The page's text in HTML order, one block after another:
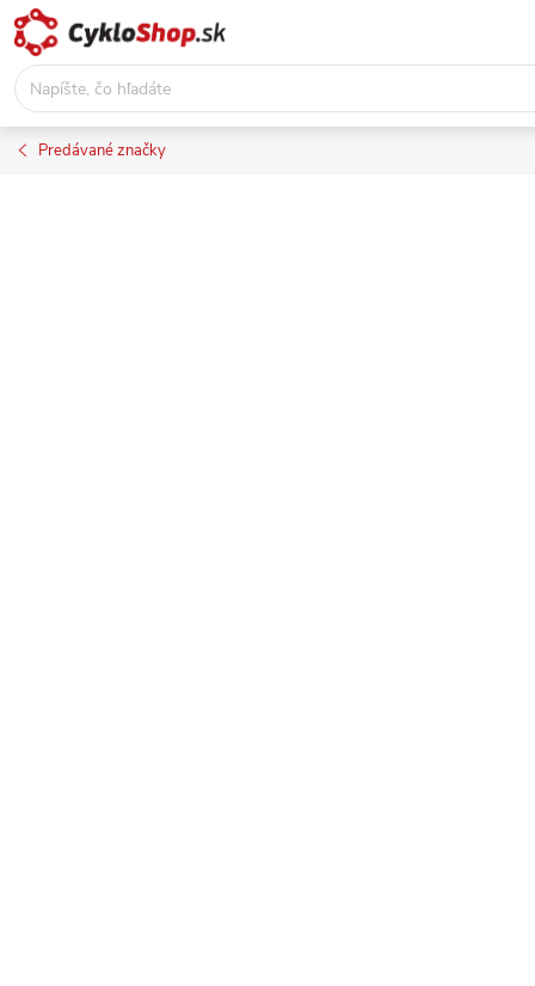
Prejsť
na
obsah
Predávané značky